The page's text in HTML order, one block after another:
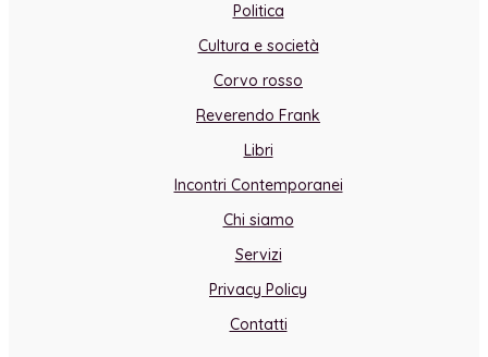
Politica
Cultura e società
Corvo rosso
Reverendo Frank
Libri
Incontri Contemporanei
Chi siamo
Servizi
Privacy Policy
Contatti